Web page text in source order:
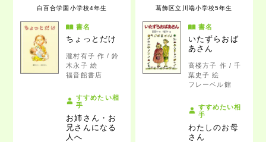
白百合学園小学校4年生
書名
ちょっとだけ
瀧村有子 作 / 鈴
木永子 絵
福音館書店
すすめたい相
手
お姉さん・お
兄さんになる
人へ
葛飾区立川端小学校5年生
書名
いたずらおば
あさん
高楼方子 作 / 千
葉史子 絵
フレーベル館
すすめたい相
手
わたしのお母
さん